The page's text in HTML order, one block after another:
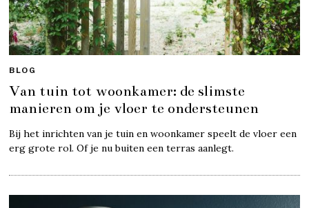
BLOG
Van tuin tot woonkamer: de slimste
manieren om je vloer te ondersteunen
Bij het inrichten van je tuin en woonkamer speelt de vloer een
erg grote rol. Of je nu buiten een terras aanlegt.